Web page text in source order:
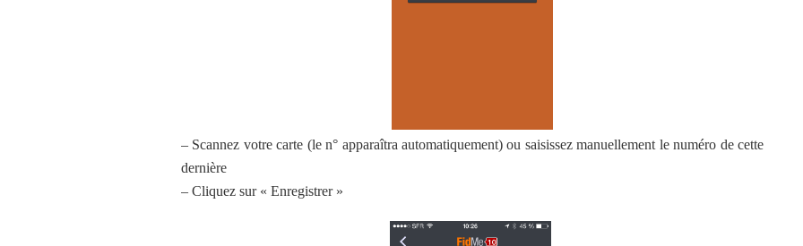
– Scannez votre carte (le n° apparaîtra automatiquement) ou saisissez manuellement le numéro de cette
dernière
– Cliquez sur « Enregistrer »